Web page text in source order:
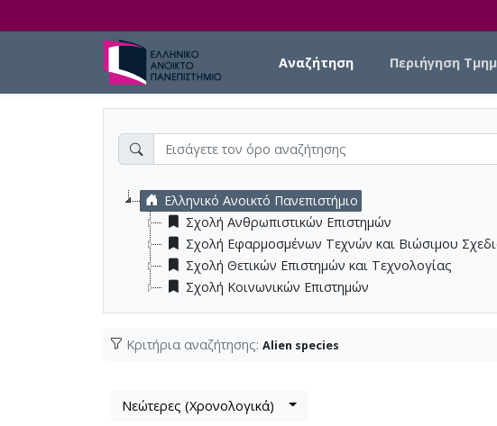
Αναζήτηση Περιήγηση
Ελληνικό Ανοικτό Πανεπιστήμιο
Σχολή Ανθρωπιστικών Επιστημών
Σχολή Εφαρμοσμένων Τεχνών και Βιώσιμου
Σχολή Θετικών Επιστημών και Τεχνολογίας
Σχολή Κοινωνικών Επιστημών
Κριτήρια αναζήτησης: Alien species
Βρέθηκε
ΛίσταΝεώτερες (Χρονολογικά)